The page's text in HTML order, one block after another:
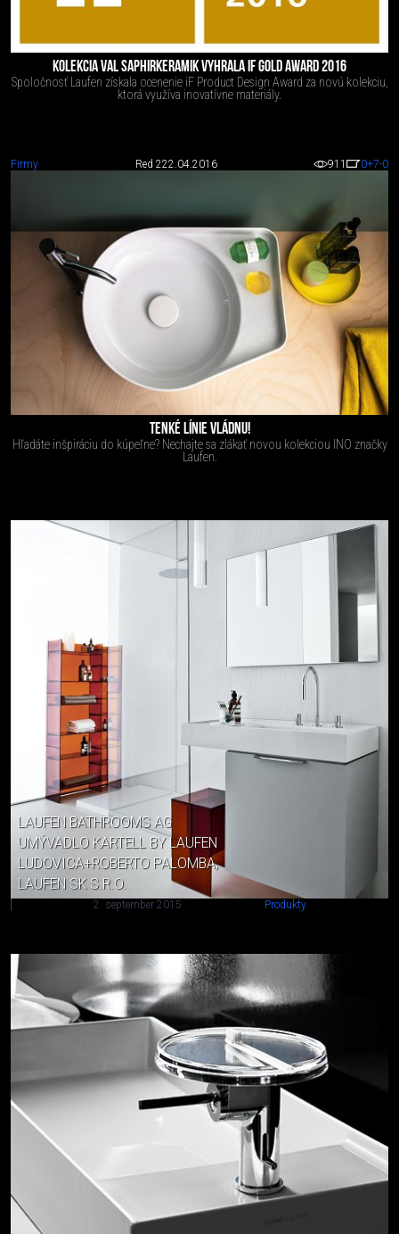
KOLEKCIA VAL SAPHIRKERAMIK VYHRALA IF GOLD AWARD 2016
Spoločnosť Laufen získala ocenenie iF Product Design Award za novú kolekciu,
ktorá využíva inovatívne materiály.
Firmy Red 222.04.2016 911 0+7-0
TENKÉ LÍNIE VLÁDNU!
Hľadáte inšpiráciu do kúpeľne? Nechajte sa zlákať novou kolekciou INO značky
Laufen.
LAUFEN BATHROOMS AG
UMÝVADLO KARTELL BY LAUFEN
LUDOVICA+ROBERTO PALOMBA,
LAUFEN SK S.R.O.
2. september 2015 Produkty